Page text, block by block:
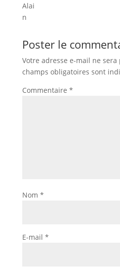
Poster le
Votre adresse e-mail ne sera
champs obligatoires sont
Commentaire *
Nom *
E-mail *